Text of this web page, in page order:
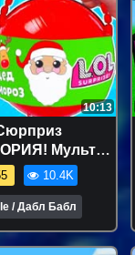
10:13
Мультик
Custom
Мороз
10.4K
/ Дабл Бабл